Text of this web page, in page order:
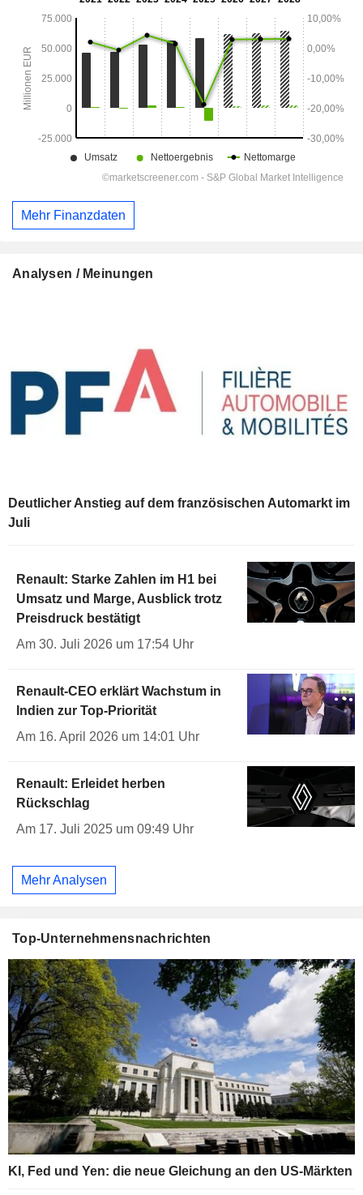
Mehr Finanzdaten
Analysen / Meinungen
Deutlicher Anstieg auf dem französischen Automarkt im
Juli
Renault: Starke Zahlen im H1 bei
Umsatz und Marge, Ausblick trotz
Preisdruck bestätigt
Am 30. Juli 2026 um 17:54 Uhr
Renault-CEO erklärt Wachstum in
Indien zur Top-Priorität
Am 16. April 2026 um 14:01 Uhr
Renault: Erleidet herben
Rückschlag
Am 17. Juli 2025 um 09:49 Uhr
Mehr Analysen
Top-Unternehmensnachrichten
KI, Fed und Yen: die neue Gleichung an den US-Märkten